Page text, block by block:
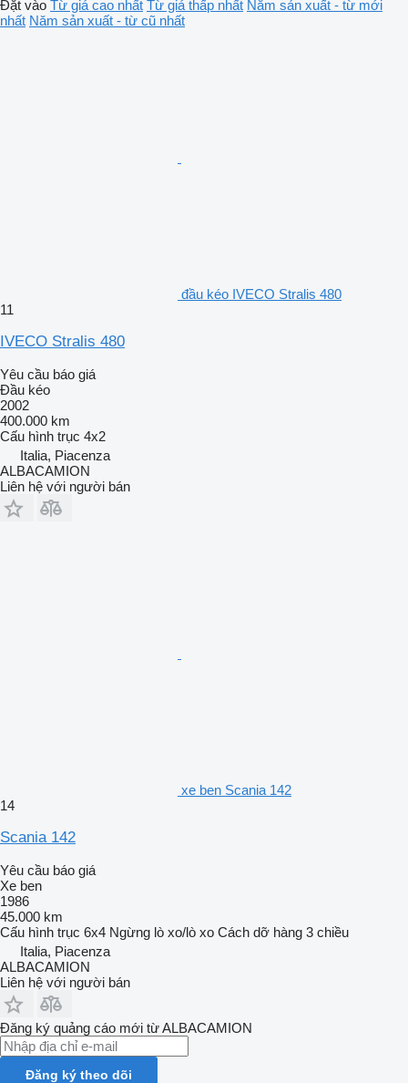
Đặt vào Từ giá cao nhất Từ giá thấp nhất Năm sản xuất - từ mới
nhất Năm sản xuất - từ cũ nhất
đầu kéo IVECO Stralis 480
11
IVECO Stralis 480
Yêu cầu báo giá
Đầu kéo
2002
400.000 km
Cấu hình trục 4x2
Italia, Piacenza
ALBACAMION
Liên hệ với người bán
xe ben Scania 142
14
Scania 142
Yêu cầu báo giá
Xe ben
1986
45.000 km
Cấu hình trục 6x4 Ngừng lò xo/lò xo Cách dỡ hàng 3 chiều
Italia, Piacenza
ALBACAMION
Liên hệ với người bán
Đăng ký quảng cáo mới từ ALBACAMION
Đăng ký theo dõi